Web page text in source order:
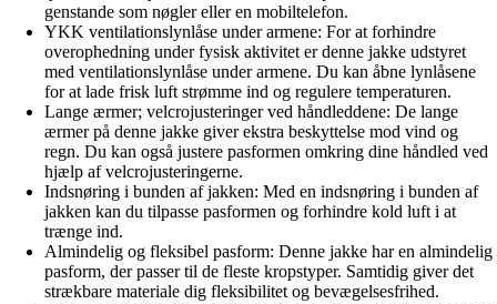
genstande som nøgler eller en mobiltelefon.
YKK ventilationslynlåse under armene: For at forhindre
overophedning under fysisk aktivitet er denne jakke udstyret
med ventilationslynlåse under armene. Du kan åbne lynlåsene
for at lade frisk luft strømme ind og regulere temperaturen.
Lange ærmer; velcrojusteringer ved håndleddene: De lange
ærmer på denne jakke giver ekstra beskyttelse mod vind og
regn. Du kan også justere pasformen omkring dine håndled ved
hjælp af velcrojusteringerne.
Indsnøring i bunden af jakken: Med en indsnøring i bunden af
jakken kan du tilpasse pasformen og forhindre kold luft i at
trænge ind.
Almindelig og fleksibel pasform: Denne jakke har en almindelig
pasform, der passer til de fleste kropstyper. Samtidig giver det
strækbare materiale dig fleksibilitet og bevægelsesfrihed.